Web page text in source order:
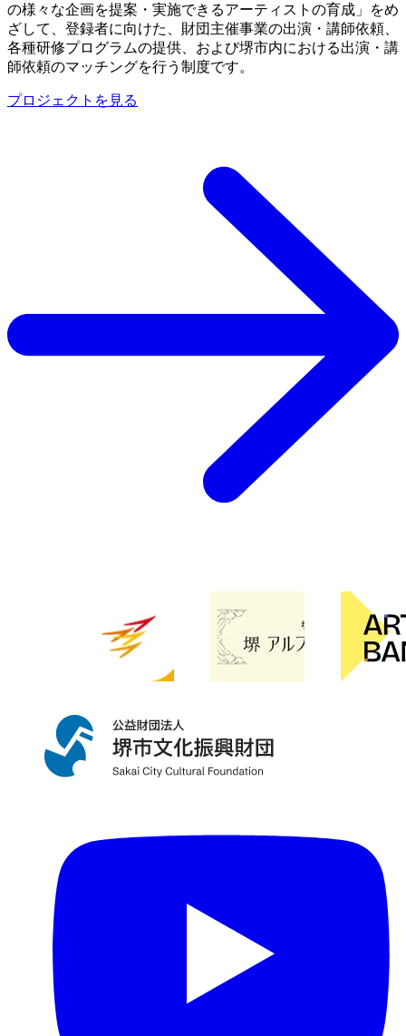
の様々な企画を提案・実施できるアーティストの育成」をめ
ざして、登録者に向けた、財団主催事業の出演・講師依頼、
各種研修プログラムの提供、および堺市内における出演・講
師依頼のマッチングを行う制度です。
プロジェクトを見る